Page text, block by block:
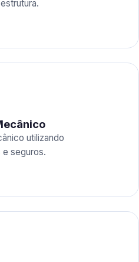
utilizando
seguros.